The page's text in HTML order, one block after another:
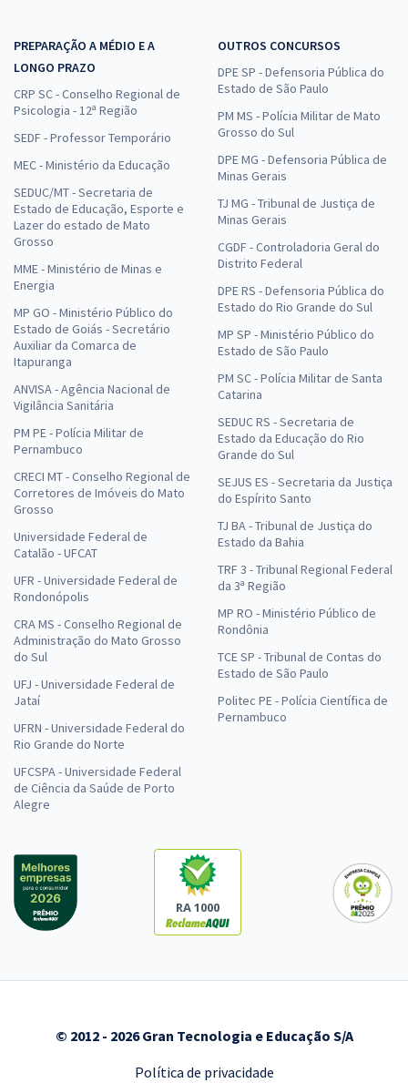
PREPARAÇÃO A MÉDIO E A
LONGO PRAZO
CRP SC - Conselho Regional de
Psicologia - 12ª Região
SEDF - Professor Temporário
MEC - Ministério da Educação
SEDUC/MT - Secretaria de
Estado de Educação, Esporte e
Lazer do estado de Mato
Grosso
MME - Ministério de Minas e
Energia
MP GO - Ministério Público do
Estado de Goiás - Secretário
Auxiliar da Comarca de
Itapuranga
ANVISA - Agência Nacional de
Vigilância Sanitária
PM PE - Polícia Militar de
Pernambuco
CRECI MT - Conselho Regional de
Corretores de Imóveis do Mato
Grosso
Universidade Federal de
Catalão - UFCAT
UFR - Universidade Federal de
Rondonópolis
CRA MS - Conselho Regional de
Administração do Mato Grosso
do Sul
UFJ - Universidade Federal de
Jataí
UFRN - Universidade Federal do
Rio Grande do Norte
UFCSPA - Universidade Federal
de Ciência da Saúde de Porto
Alegre
OUTROS CONCURSOS
DPE SP - Defensoria Pública do
Estado de São Paulo
PM MS - Polícia Militar de Mato
Grosso do Sul
DPE MG - Defensoria Pública de
Minas Gerais
TJ MG - Tribunal de Justiça de
Minas Gerais
CGDF - Controladoria Geral do
Distrito Federal
DPE RS - Defensoria Pública do
Estado do Rio Grande do Sul
MP SP - Ministério Público do
Estado de São Paulo
PM SC - Polícia Militar de Santa
Catarina
SEDUC RS - Secretaria de
Estado da Educação do Rio
Grande do Sul
SEJUS ES - Secretaria da Justiça
do Espírito Santo
TJ BA - Tribunal de Justiça do
Estado da Bahia
TRF 3 - Tribunal Regional Federal
da 3ª Região
MP RO - Ministério Público de
Rondônia
TCE SP - Tribunal de Contas do
Estado de São Paulo
Politec PE - Polícia Científica de
Pernambuco
RA 1000
© 2012 - 2026 Gran Tecnologia e Educação S/A
Política de privacidade